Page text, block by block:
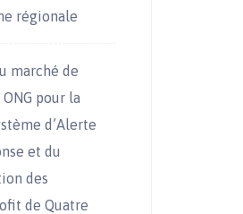
régionale
marché de
pour la
d’Alerte
et du
des
de Quatre